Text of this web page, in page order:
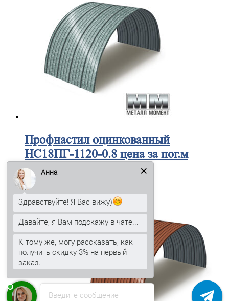
Профнастилоцинкованный
НС18ПГ-1120-0.8 цена за пог.м
611 ₽ В корзину
Введите сообщение
Анна
Здравствуйте! Я Вас вижу)
Давайте, я Вам подскажу в чате...
К тому же, могу рассказать, как
получить скидку 3% на первый
заказ.